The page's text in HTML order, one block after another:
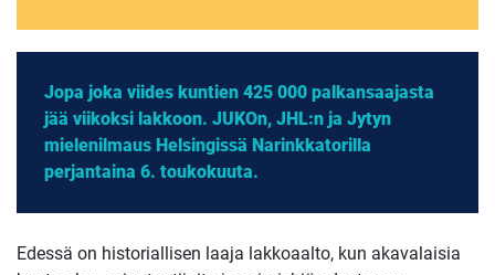
Jopa joka viides kuntien 425 000 palkansaajasta
jää viikoksi lakkoon. JUKOn, JHL:n ja Jytyn
mielenilmaus Helsingissä Narinkkatorilla
perjantaina 6. toukokuuta.
Edessä on historiallisen laaja lakkoaalto, kun akavalaisia